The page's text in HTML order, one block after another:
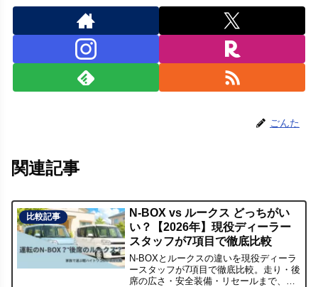
ごんた
関連記事
比較記事
N-BOX vs ルークス どっちがい
い？【2026年】現役ディーラー
スタッフが7項目で徹底比較
N-BOXとルークスの違いを現役ディーラ
ースタッフが7項目で徹底比較。走り・後
席の広さ・安全装備・リセールまで、子